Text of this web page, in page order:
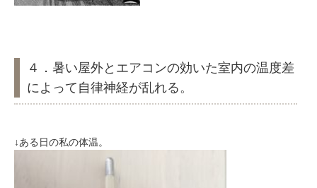
４．暑い屋外とエアコンの効いた室内の温度差
によって自律神経が乱れる。
↓ある日の私の体温。